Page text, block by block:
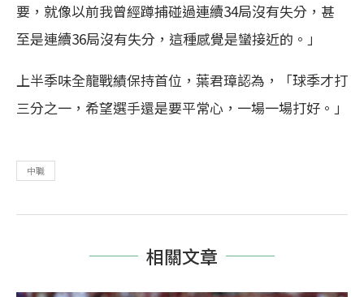
要，就像以前我曾經蹲捕碰過連續34局沒有失分，甚
至是連續36局沒有失分，這種感覺是蠻接近的。」
上半季味全龍戰績保持首位，葉君璋認為，「球季才打
三分之一，希望選手還是要平常心，一場一場打好。」
中職
相關文章